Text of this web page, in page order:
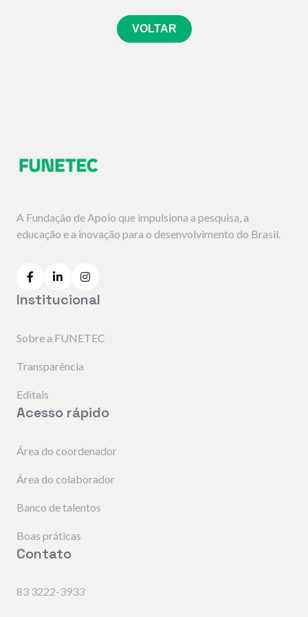
administrativos).
estatuto. No caso de
fundação de natureza
VOLTAR
A Fundação de Apoio que impulsiona a pesquisa, a
educação e a inovação para o desenvolvimento do Brasil.
Institucional
Sobre a FUNETEC
Transparência
Editais
Acesso rápido
Área do coordenador
Área do colaborador
Banco de talentos
Boas práticas
Contato
83 3222-3933